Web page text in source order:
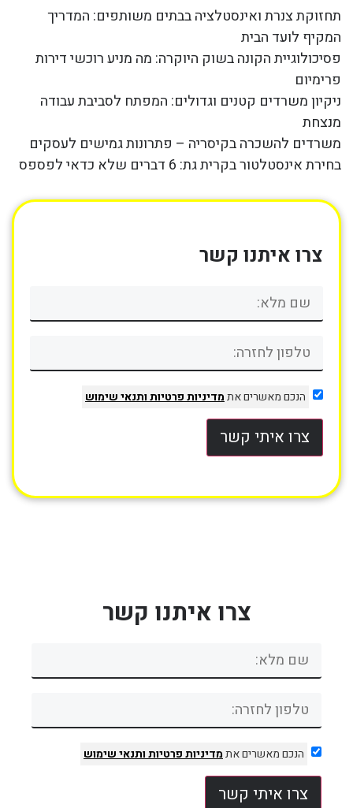
תחזוקת צנרת ואינסטלציה בבתים משותפים: המדריך
המקיף לועד הבית
פסיכולוגיית הקונה בשוק היוקרה: מה מניע רוכשי דירות
פרימיום
ניקיון משרדים קטנים וגדולים: המפתח לסביבת עבודה
מנצחת
משרדים להשכרה בקיסריה – פתרונות גמישים לעסקים
בחירת אינסטלטור בקרית גת: 6 דברים שלא כדאי לפספס
צרו איתנו קשר
הנכם מאשרים אתמדיניות פרטיותותנאי שימוש
צרו איתי קשר
צרו איתנו קשר
הנכם מאשרים אתמדיניות פרטיותותנאי שימוש
צרו איתי קשר